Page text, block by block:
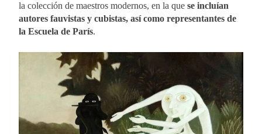
la colección de maestros modernos, en la que se incluían
autores fauvistas y cubistas, así como representantes de
la Escuela de París.